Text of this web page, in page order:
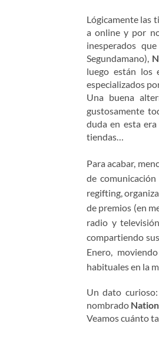
Lógicamente las
a online y por
inesperados
Segundamano),
luego están los
especializados
Una buena
gustosamente
duda en esta
tiendas…
Para acabar,
de
regifting,
de premios (en
radio y
compartiendo
Enero,
habituales en la
Un dato
nombrado
Veamos cuánto